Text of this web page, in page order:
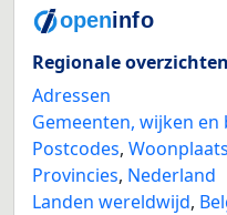
Regionale
Adressen
Gemeenten, wijken
Postcodes,
Provincies, Nederland
Landen wereldwijd,